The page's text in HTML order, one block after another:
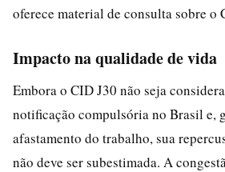
oferece material de consulta sobre o
Impacto na qualidade de vida
Embora o CID J30 não seja
notificação compulsória no Brasil e,
afastamento do trabalho, sua
não deve ser subestimada. A